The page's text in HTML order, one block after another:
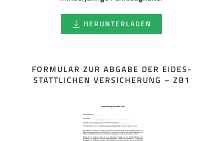
HERUNTERLADEN
FORMULAR ZUR ABGABE DER EIDES­
STATTLICHEN VERSICHERUNG – ZB1